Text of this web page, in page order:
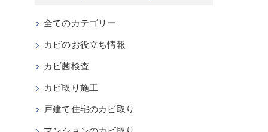
全てのカテゴリー
カビのお役立ち情報
カビ菌検査
カビ取り施工
戸建て住宅のカビ取り